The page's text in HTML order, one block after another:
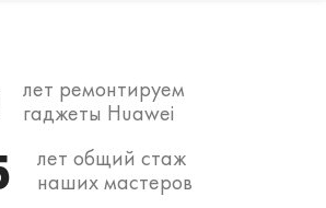
лет ремонтируем
гаджеты Huawei
лет общий стаж
наших мастеров